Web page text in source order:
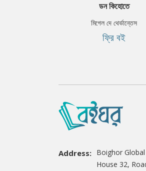
ডন কিহোতে
মিগেল দে থের্ভান্তেস
ফ্রি বই
Address: Boighor
House 32,